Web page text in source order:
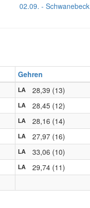
02.09. - Schwanebeck
Gehren
LA 28,39 (13)
LA 28,45 (12)
LA 28,16 (14)
LA 27,97 (16)
LA 33,06 (10)
LA 29,74 (11)